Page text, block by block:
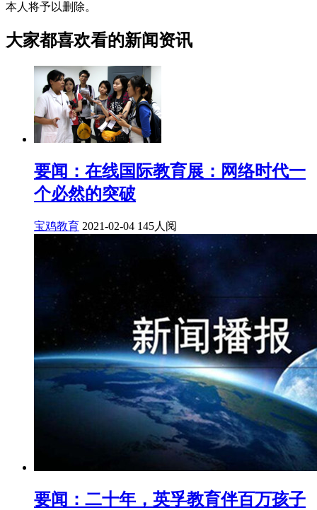
本人将予以删除。
大家都喜欢看的新闻资讯
要闻：在线国际教育展：网络时代一
个必然的突破
宝鸡教育 2021-02-04 145人阅
要闻：二十年，英孚教育伴百万孩子